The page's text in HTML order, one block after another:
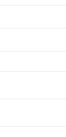
小痛，但不知從
從本書中輕鬆學
動，好好吃、好
面對各種可能
第2條第5款之